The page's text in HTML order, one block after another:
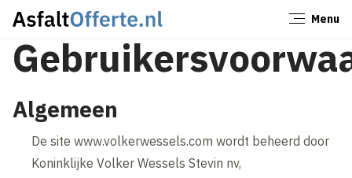
Menu
Algemeen
De site www.volkerwessels.com wordt beheerd door
Koninklijke Volker Wessels Stevin nv,
Sluiten